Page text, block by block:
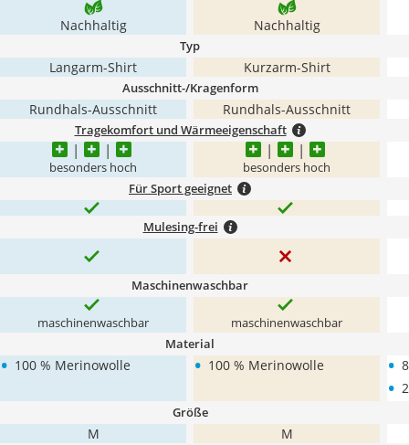
Nachhaltig Nachhaltig
Typ
Langarm-Shirt Kurzarm-Shirt
Ausschnitt-/Kragenform
Rundhals-Ausschnitt Rundhals-Ausschnitt
Tragekomfort und Wärmeeigenschaft
besonders hoch besonders hoch
Für Sport geeignet
Mulesing-frei
Maschinenwaschbar
maschinenwaschbar maschinenwaschbar
Material
• 100 % Merinowolle • 100 % Merinowolle •
•
Größe
M M